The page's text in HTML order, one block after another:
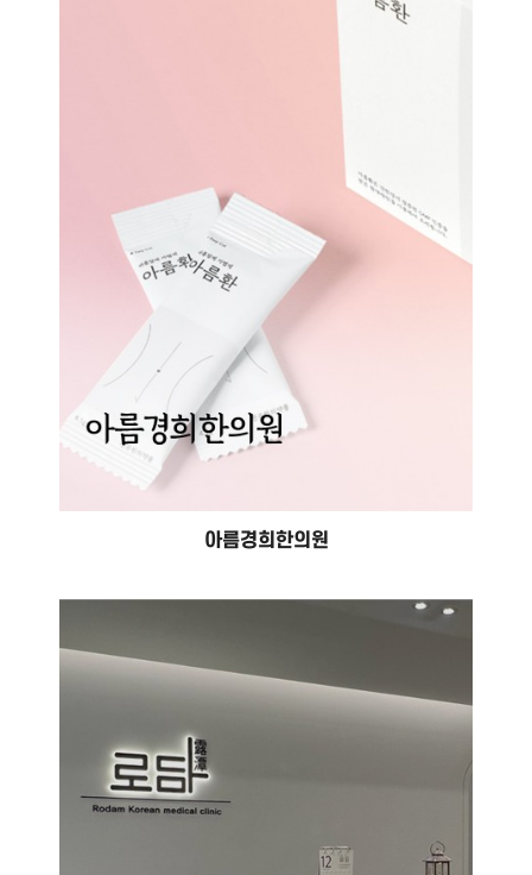
아름경희한의원
#홈페이지 제작 #홈페이지 유지보수